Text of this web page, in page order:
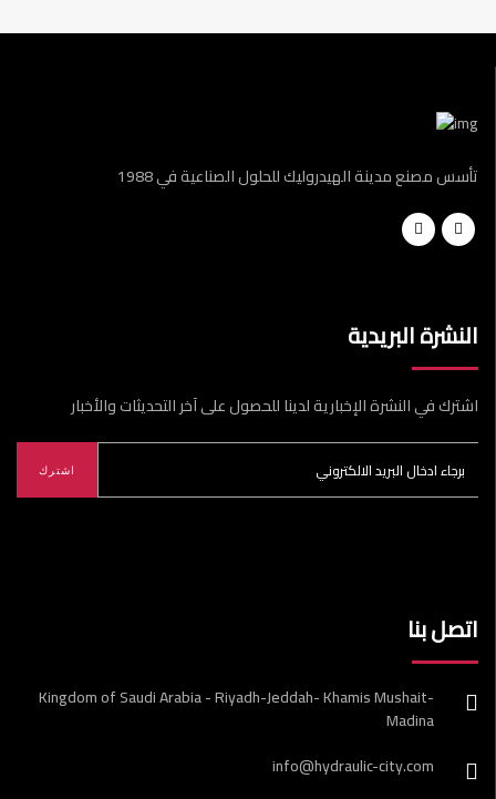
تأسس مصنع مدينة الهيدروليك للحلول الصناعية في 1988
النشرة البريدية
اشترك في النشرة الإخبارية لدينا للحصول على آخر التحديثات والأخبار
اشترك
اتصل بنا
Kingdom of Saudi Arabia - Riyadh-Jeddah- Khamis Mushait-
Madina
info@hydraulic-city.com